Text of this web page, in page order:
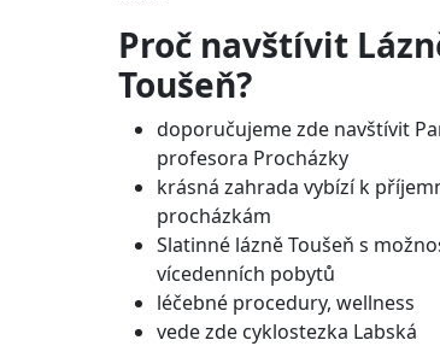
Proč navštívit
Toušeň?
doporučujeme zde navštívit
profesora Procházky
krásná zahrada vybízí k
procházkám
Slatinné lázně Toušeň s
vícedenních pobytů
léčebné procedury, wellness
vede zde cyklostezka Labská